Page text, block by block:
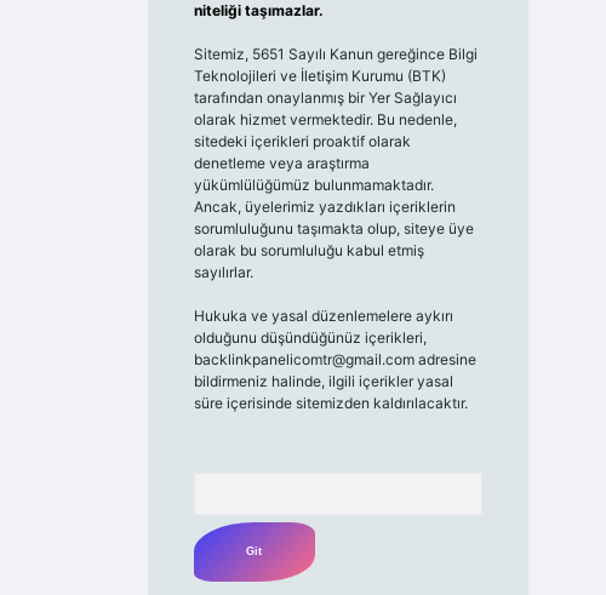
niteliği taşımazlar.
Sitemiz, 5651 Sayılı Kanun gereğince Bilgi
Teknolojileri ve İletişim Kurumu (BTK)
tarafından onaylanmış bir Yer Sağlayıcı
olarak hizmet vermektedir. Bu nedenle,
sitedeki içerikleri proaktif olarak
denetleme veya araştırma
yükümlülüğümüz bulunmamaktadır.
Ancak, üyelerimiz yazdıkları içeriklerin
sorumluluğunu taşımakta olup, siteye üye
olarak bu sorumluluğu kabul etmiş
sayılırlar.
Hukuka ve yasal düzenlemelere aykırı
olduğunu düşündüğünüz içerikleri,
backlinkpanelicomtr@gmail.comadresine
bildirmeniz halinde, ilgili içerikler yasal
süre içerisinde sitemizden kaldırılacaktır.